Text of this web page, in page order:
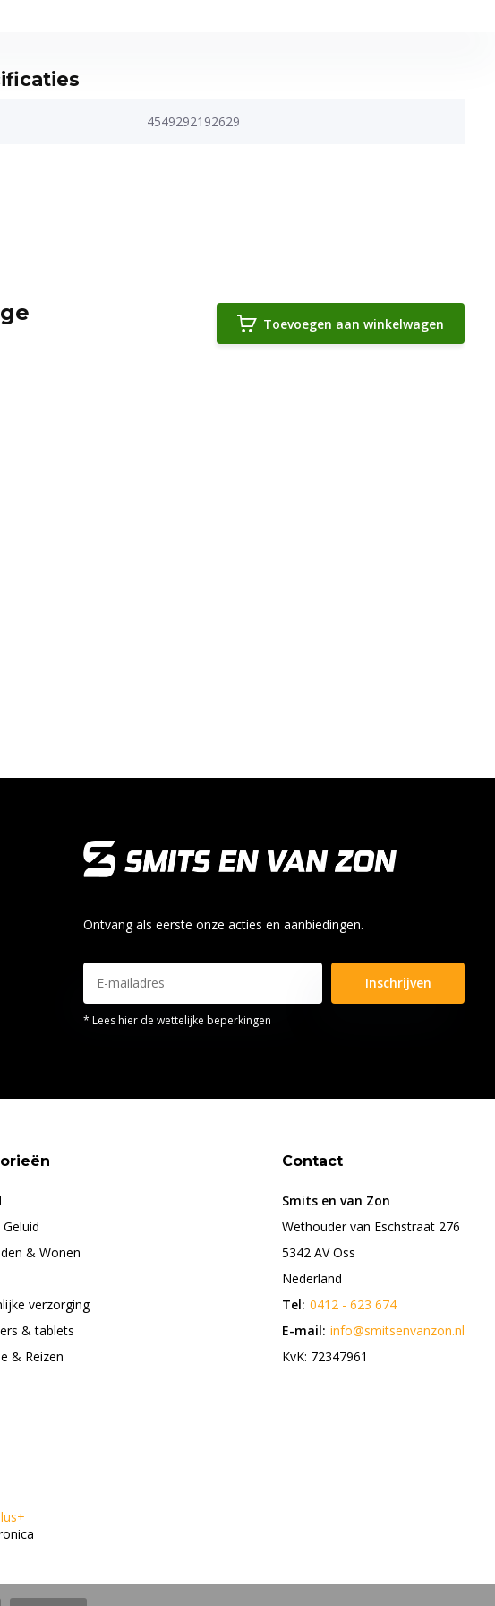
4549292192629
Toevoegen aan winkelwagen
Ontvang als eerste onze acties en aanbiedingen.
Inschrijven
* Lees hier de wettelijke beperkingen
& Wonen
verzorging
& tablets
& Reizen
Contact
Smits en van Zon
Wethouder van Eschstraat 276
5342 AV Oss
Nederland
Tel: 0412 - 623 674
E-mail: info@smitsenvanzon.nl
KvK: 72347961